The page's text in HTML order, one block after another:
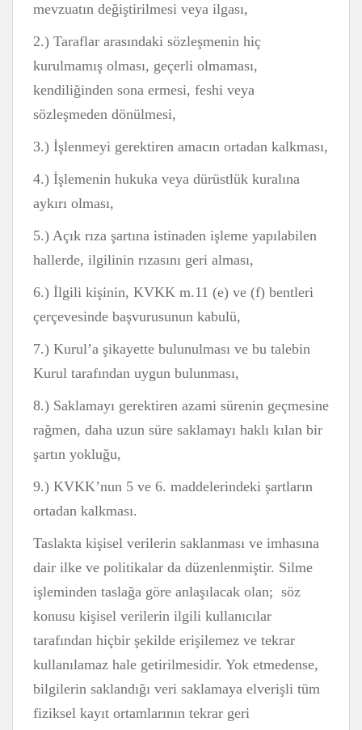
mevzuatın değiştirilmesi veya ilgası,
2.) Taraflar arasındaki sözleşmenin hiç
kurulmamış olması, geçerli olmaması,
kendiliğinden sona ermesi, feshi veya
sözleşmeden dönülmesi,
3.) İşlenmeyi gerektiren amacın ortadan kalkması,
4.) İşlemenin hukuka veya dürüstlük kuralına
aykırı olması,
5.) Açık rıza şartına istinaden işleme yapılabilen
hallerde, ilgilinin rızasını geri alması,
6.) İlgili kişinin, KVKK m.11 (e) ve (f) bentleri
çerçevesinde başvurusunun kabulü,
7.) Kurul’a şikayette bulunulması ve bu talebin
Kurul tarafından uygun bulunması,
8.) Saklamayı gerektiren azami sürenin geçmesine
rağmen, daha uzun süre saklamayı haklı kılan bir
şartın yokluğu,
9.) KVKK’nun 5 ve 6. maddelerindeki şartların
ortadan kalkması.
Taslakta kişisel verilerin saklanması ve imhasına
dair ilke ve politikalar da düzenlenmiştir. Silme
işleminden taslağa göre anlaşılacak olan; söz
konusu kişisel verilerin ilgili kullanıcılar
tarafından hiçbir şekilde erişilemez ve tekrar
kullanılamaz hale getirilmesidir. Yok etmedense,
bilgilerin saklandığı veri saklamaya elverişli tüm
fiziksel kayıt ortamlarının tekrar geri